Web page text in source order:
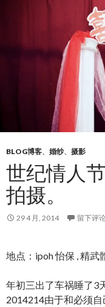
BLOG博客、 婚纱、 摄影
世纪情人
拍摄。
29 4 月, 2014 留下评
地点：ipoh 怡保 , 精武
年初三出了车祸睡了3
2014214由于和必须